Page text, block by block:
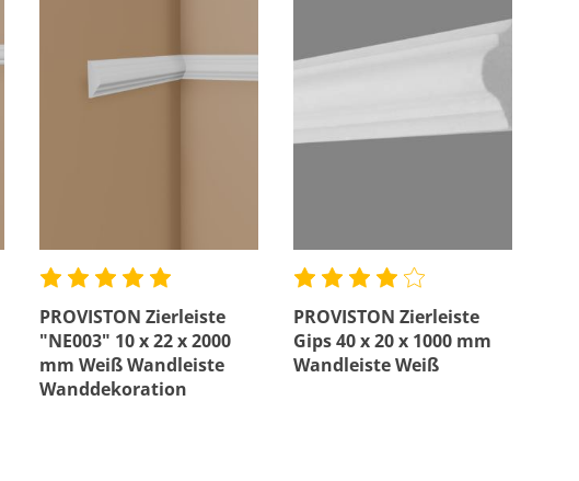
PROVISTON Zierleiste
"NE003" 10 x 22 x 2000
mm Weiß Wandleiste
Wanddekoration
PROVISTON Zierleiste
Gips 40 x 20 x 1000 mm
Wandleiste Weiß